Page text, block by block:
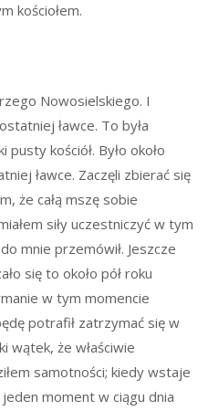
kościołem.
Nowosielskiego. I
ławce. To była
kościół. Było około
ławce. Zaczęli zbierać się
że całą mszę sobie
siły uczestniczyć w tym
mnie przemówił. Jeszcze
się to około pół roku
w tym momencie
potrafił zatrzymać się w
wątek, że właściwie
samotności; kiedy wstaje
moment w ciągu dnia